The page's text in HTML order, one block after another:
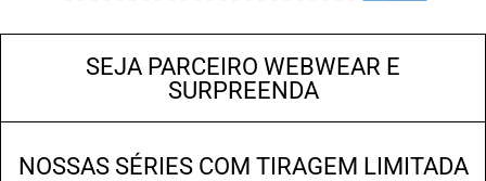
SEJA PARCEIRO WEBWEAR E
SURPREENDA
NOSSAS SÉRIES COM TIRAGEM LIMITADA